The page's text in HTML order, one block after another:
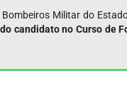
Militar do
candidato no Curso de